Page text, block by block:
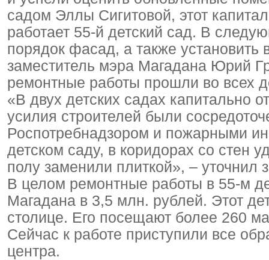
садом Эллы Сигитовой, этот
работает 55-й детский сад. В
порядок фасад, а также установить
заместитель мэра Магадана Юрий
ремонтные работы прошли во всех
«В двух детских садах капитально
усилия строителей были
Роспотребнадзором и пожарными
детском саду, в коридорах со стен
полу заменили плиткой», –
В целом ремонтные работы в 55-м
Магадана в 3,5 млн. рублей. Этот
столице. Его посещают более 260
Сейчас к работе приступили все
центра.